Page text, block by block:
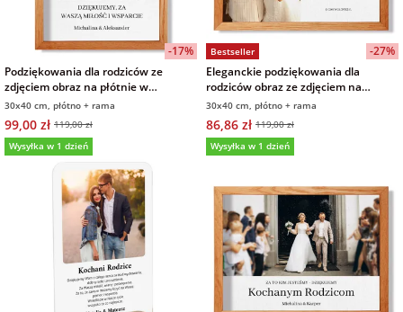
-17%
Podziękowania dla rodziców ze
zdjęciem obraz na płótnie w
drewnianej ramie 30x40 cm
30x40 cm, płótno + rama
99,00 zł 119,00 zł
Wysyłka w 1 dzień
Bestseller
-27%
Eleganckie podziękowania dla
rodziców obraz ze zdjęciem na
płótnie w drewnianej ramie 40x30
cm
30x40 cm, płótno + rama
86,86 zł 119,00 zł
Wysyłka w 1 dzień